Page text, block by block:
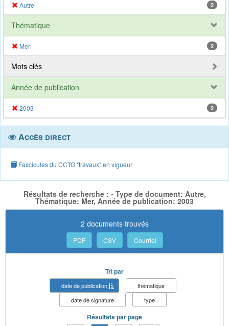
Autre 2
Thématique
Mer 2
Mots clés
Année de publication
2003 2
Accès direct
Fascicules du CCTG "travaux" en vigueur
Résultats de recherche : - Type de document: Autre,
Thématique: Mer, Année de publication: 2003
2 documents trouvés
PDF CSV Courriel
Tri par
date de publication
thématique
date de signature
type
Résultats par page